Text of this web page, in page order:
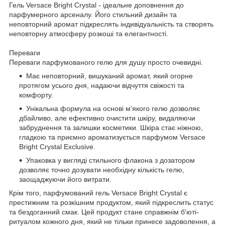
Гель Versace Bright Crystal - ідеальне доповнення до
парфумерного арсеналу. Його стильний дизайн та
неповторний аромат підкреслять індивідуальність та створять
неповторну атмосферу розкоші та елегантності.
Переваги
Переваги парфумованого гелю для душу просто очевидні.
Має неповторний, вишуканий аромат, який огорне
протягом усього дня, надаючи відчуття свіжості та
комфорту.
Унікальна формула на основі м'якого гелю дозволяє
дбайливо, але ефективно очистити шкіру, видаляючи
забруднення та залишки косметики. Шкіра стає ніжною,
гладкою та приємно ароматизується парфумом Versace
Bright Crystal Exclusive.
Упаковка у вигляді стильного флакона з дозатором
дозволяє точно дозувати необхідну кількість гелю,
заощаджуючи його витрати.
Крім того, парфумований гель Versace Bright Crystal є
престижним та розкішним продуктом, який підкреслить статус
та бездоганний смак. Цей продукт стане справжнім б'юті-
ритуалом кожного дня, який не тільки принесе задоволення, а